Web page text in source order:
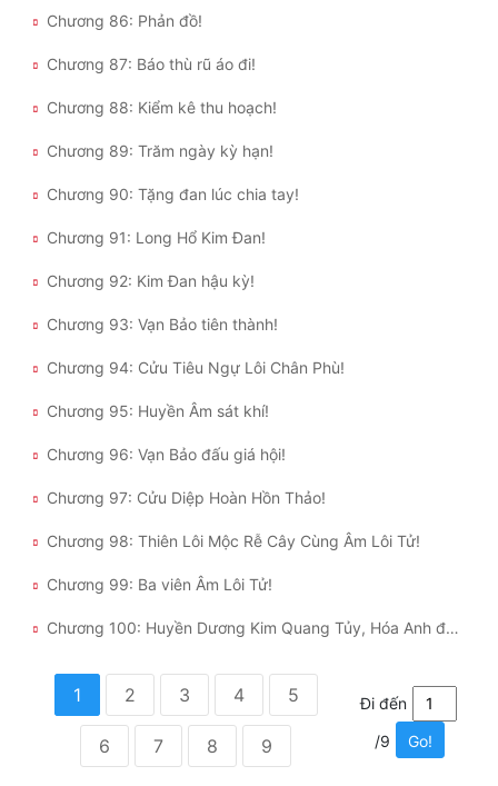
Chương 86: Phản đồ!
Chương 87: Báo thù rũ áo đi!
Chương 88: Kiểm kê thu hoạch!
Chương 89: Trăm ngày kỳ hạn!
Chương 90: Tặng đan lúc chia tay!
Chương 91: Long Hổ Kim Đan!
Chương 92: Kim Đan hậu kỳ!
Chương 93: Vạn Bảo tiên thành!
Chương 94: Cửu Tiêu Ngự Lôi Chân Phù!
Chương 95: Huyền Âm sát khí!
Chương 96: Vạn Bảo đấu giá hội!
Chương 97: Cửu Diệp Hoàn Hồn Thảo!
Chương 98: Thiên Lôi Mộc Rễ Cây Cùng Âm Lôi Tử!
Chương 99: Ba viên Âm Lôi Tử!
Chương 100: Huyền Dương Kim Quang Tủy, Hóa Anh đan!
1 2 3 4 5
6 7 8 9
Đi đến
/9
Go!